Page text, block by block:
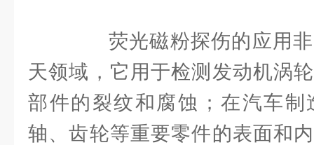
荧光磁粉探伤的应用非
天领域，它用于检测发动机涡
部件的裂纹和腐蚀；在汽车制
轴、齿轮等重要零件的表面和